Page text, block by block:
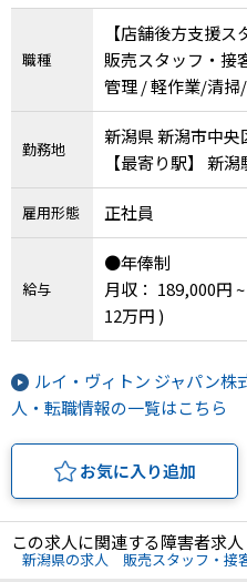
職種
【店舗後方支援ス
販売スタッフ・接
管理 / 軽作業/清
勤務地
新潟県 新潟市中央
【最寄り駅】
雇用形態 正社員
給与
●年俸制
月収： 189,000円
12万円 )
ルイ・ヴィトン ジャパン株
人・転職情報の一覧はこちら
お気に入り追加
この求人に関連する障害者求
新潟県の求人 販売スタッフ・接